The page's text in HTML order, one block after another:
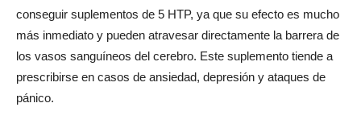
conseguir suplementos de 5 HTP, ya que su efecto es mucho
más inmediato y pueden atravesar directamente la barrera de
los vasos sanguíneos del cerebro. Este suplemento tiende a
prescribirse en casos de ansiedad, depresión y ataques de
pánico.